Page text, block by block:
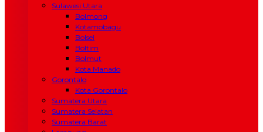
Sulawesi Utara
Bolmong
Kotamobagu
Bolsel
Boltim
Bolmut
Kota Manado
Gorontalo
Kota Gorontalo
Sumatera Utara
Sumatera Selatan
Sumatera Barat